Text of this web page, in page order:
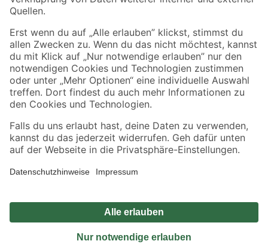
Sicher einkaufen
Jetzt die toom-App herunterladen
Alle Preisangaben in EUR inkl. gesetzl. MwSt.. Die dargestellten Angebote sind unter
Umständen nicht in allen Märkten verfügbar. Die angegebenen Verfügbarkeiten beziehen
Produkte nur solange der Vorrat reicht.
*Paketversand ab 59 € versandkostenfrei, gilt nicht für Artikel mit Speditionsversand, hier
Privatsphäre Impressum
Nutzungsbedingungen
Widerrufsrecht
Vertrag widerrufen